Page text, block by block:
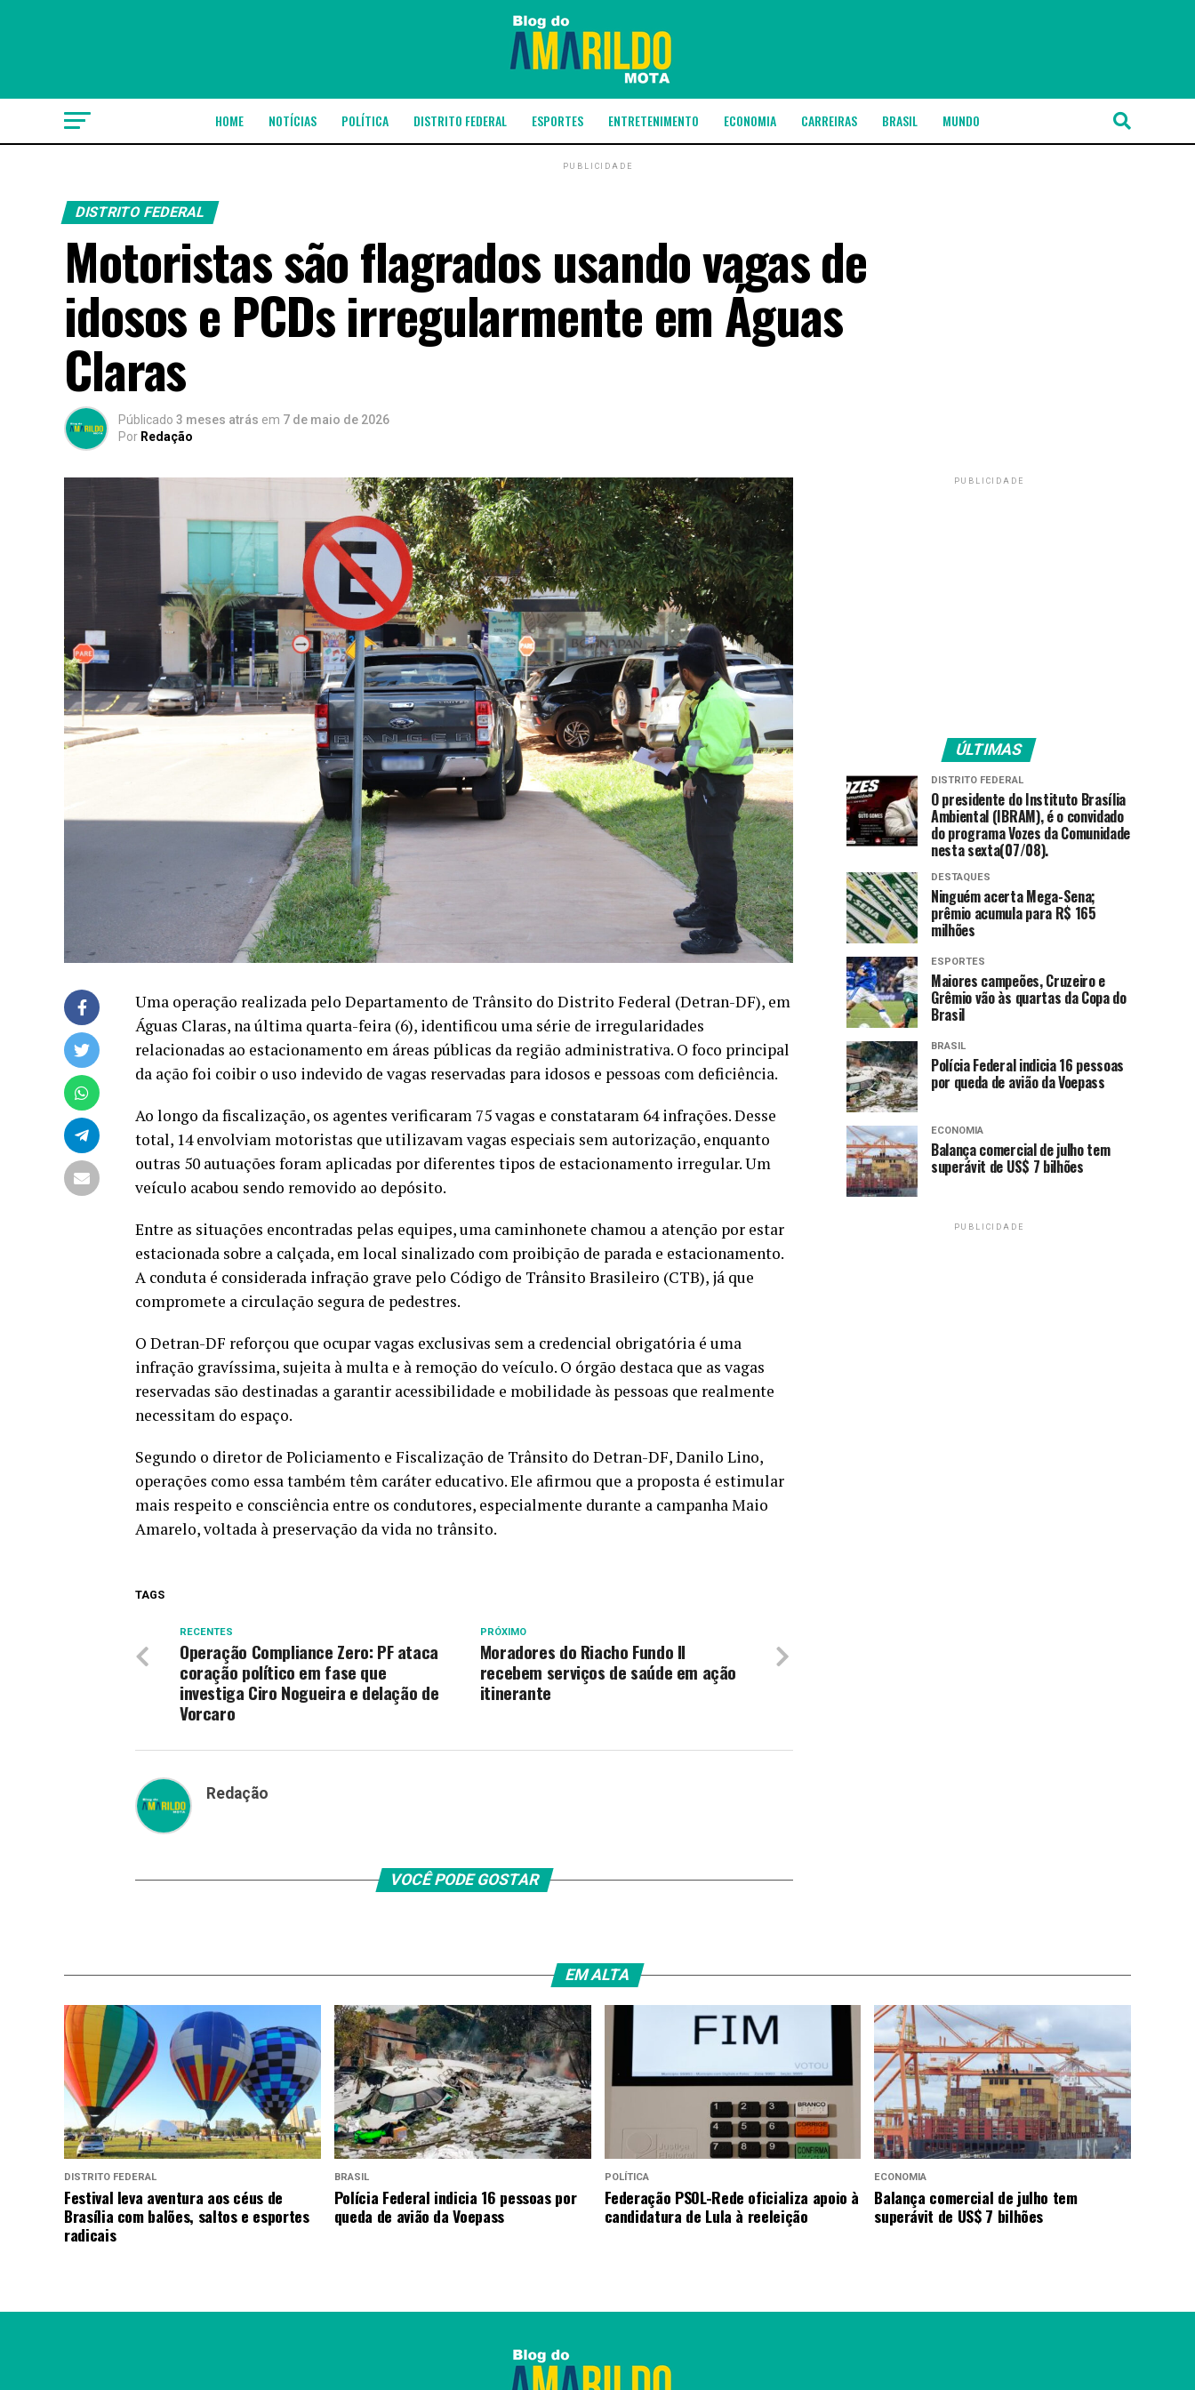
HOME NOTÍCIAS POLÍTICA DISTRITO FEDERAL ESPORTES ENTRETENIMENTO ECONOMIA CARREIRAS BRASIL MUNDO
PUBLICIDADE
DISTRITO FEDERAL
Motoristas são flagrados usando vagas de
idosos e PCDs irregularmente em Águas
Claras
Públicado 3 meses atrás em 7 de maio de 2026
Por Redação
Uma operação realizada pelo Departamento de Trânsito do Distrito Federal (Detran-DF), em
Águas Claras, na última quarta-feira (6), identificou uma série de irregularidades
relacionadas ao estacionamento em áreas públicas da região administrativa. O foco principal
da ação foi coibir o uso indevido de vagas reservadas para idosos e pessoas com deficiência.
Ao longo da fiscalização, os agentes verificaram 75 vagas e constataram 64 infrações. Desse
total, 14 envolviam motoristas que utilizavam vagas especiais sem autorização, enquanto
outras 50 autuações foram aplicadas por diferentes tipos de estacionamento irregular. Um
veículo acabou sendo removido ao depósito.
Entre as situações encontradas pelas equipes, uma caminhonete chamou a atenção por estar
estacionada sobre a calçada, em local sinalizado com proibição de parada e estacionamento.
A conduta é considerada infração grave pelo Código de Trânsito Brasileiro (CTB), já que
compromete a circulação segura de pedestres.
O Detran-DF reforçou que ocupar vagas exclusivas sem a credencial obrigatória é uma
infração gravíssima, sujeita à multa e à remoção do veículo. O órgão destaca que as vagas
reservadas são destinadas a garantir acessibilidade e mobilidade às pessoas que realmente
necessitam do espaço.
Segundo o diretor de Policiamento e Fiscalização de Trânsito do Detran-DF, Danilo Lino,
operações como essa também têm caráter educativo. Ele afirmou que a proposta é estimular
mais respeito e consciência entre os condutores, especialmente durante a campanha Maio
Amarelo, voltada à preservação da vida no trânsito.
TAGS
PRÓXIMO
Moradores do Riacho Fundo II
recebem serviços de saúde em ação
itinerante
RECENTES
Operação Compliance Zero: PF ataca
coração político em fase que
investiga Ciro Nogueira e delação de
Vorcaro
Redação
VOCÊ PODE GOSTAR
PUBLICIDADE
ÚLTIMAS
DISTRITO FEDERAL
O presidente do Instituto Brasília
Ambiental (IBRAM), é o convidado
do programa Vozes da Comunidade
nesta sexta(07/08).
DESTAQUES
Ninguém acerta Mega-Sena;
prêmio acumula para R$ 165
milhões
ESPORTES
Maiores campeões, Cruzeiro e
Grêmio vão às quartas da Copa do
Brasil
BRASIL
Polícia Federal indicia 16 pessoas
por queda de avião da Voepass
ECONOMIA
Balança comercial de julho tem
superávit de US$ 7 bilhões
PUBLICIDADE
EM ALTA
DISTRITO FEDERAL
Festival leva aventura aos céus de
Brasília com balões, saltos e esportes
radicais
BRASIL
Polícia Federal indicia 16 pessoas por
queda de avião da Voepass
POLÍTICA
Federação PSOL-Rede oficializa apoio à
candidatura de Lula à reeleição
ECONOMIA
Balança comercial de julho tem
superávit de US$ 7 bilhões